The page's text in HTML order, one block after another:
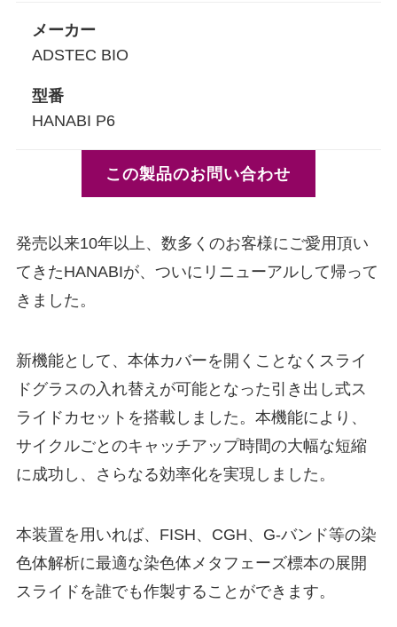
メーカー
ADSTEC BIO
型番
HANABI P6
この製品のお問い合わせ
発売以来10年以上、数多くのお客様にご愛用頂い
てきたHANABIが、ついにリニューアルして帰って
きました。
新機能として、本体カバーを開くことなくスライ
ドグラスの入れ替えが可能となった引き出し式ス
ライドカセットを搭載しました。本機能により、
サイクルごとのキャッチアップ時間の大幅な短縮
に成功し、さらなる効率化を実現しました。
本装置を用いれば、FISH、CGH、G-バンド等の染
色体解析に最適な染色体メタフェーズ標本の展開
スライドを誰でも作製することができます。